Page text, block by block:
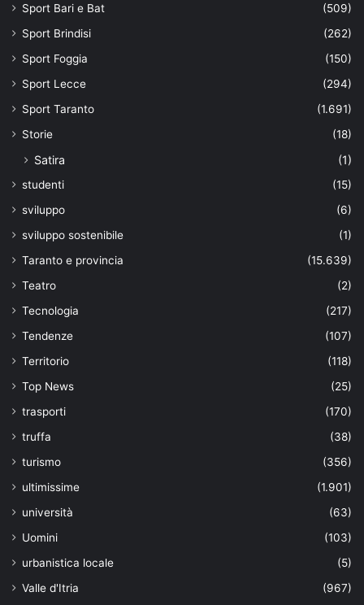
Sport Bari e Bat
(509)
Sport Brindisi
(262)
Sport Foggia
(150)
Sport Lecce
(294)
Sport Taranto
(1.691)
Storie
(18)
Satira (1)
studenti
(15)
sviluppo
(6)
sviluppo sostenibile
(1)
Taranto e provincia
(15.639)
Teatro
(2)
Tecnologia
(217)
Tendenze
(107)
Territorio
(118)
Top News
(25)
trasporti
(170)
truffa
(38)
turismo
(356)
ultimissime
(1.901)
università
(63)
Uomini
(103)
urbanistica locale
(5)
Valle d'Itria
(967)